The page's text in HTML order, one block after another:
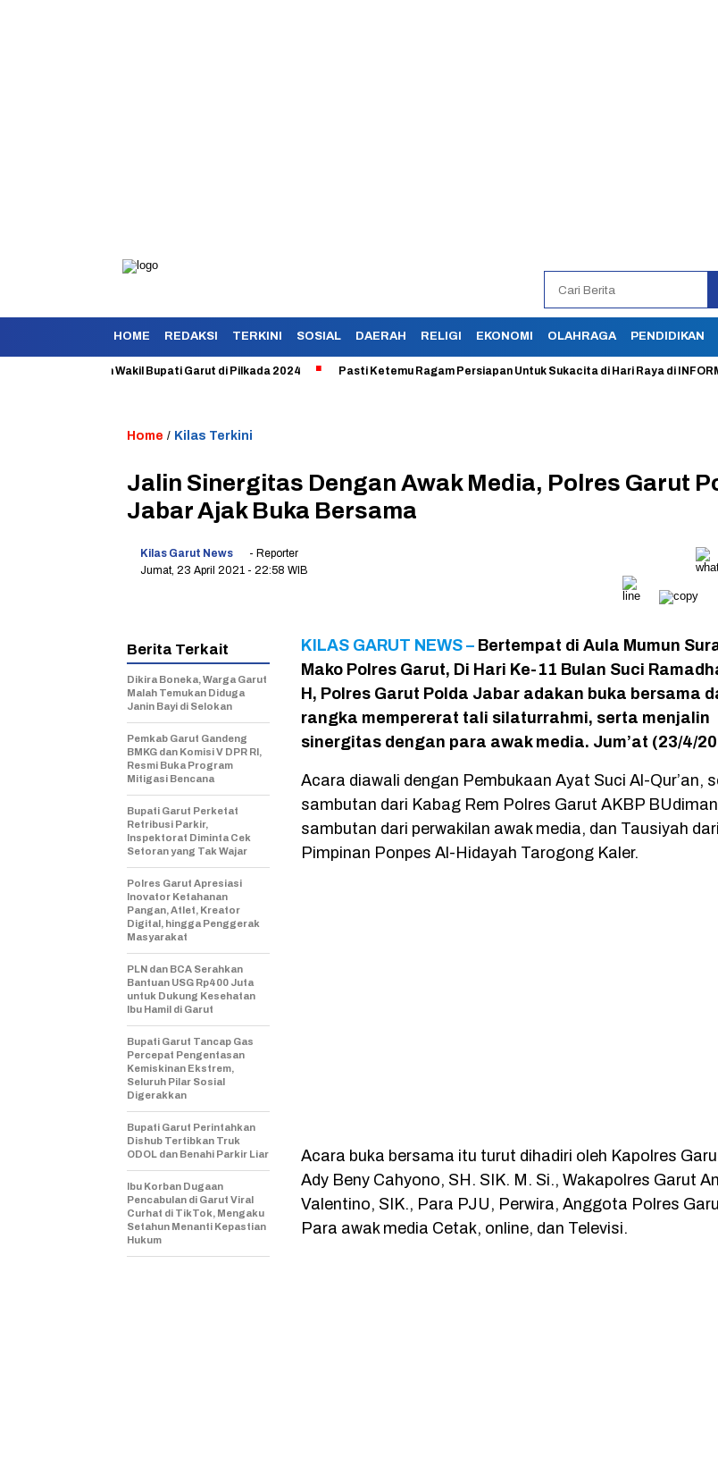
HOME REDAKSI TERKINI SOSIAL DAERAH RELIGI EKONOMI OLAHRAGA PENDIDIKAN
Bupati dan Wakil Bupati Garut di Pilkada 2024 Pasti Ketemu Ragam Persiapan Untuk Sukacita di Hari Raya di INFORMA
Home / Kilas Terkini
Jalin Sinergitas Dengan Awak Media, Polres Garut
Jabar Ajak Buka Bersama
Kilas Garut News
- Reporter
Jumat, 23 April 2021 - 22:58 WIB
KILAS GARUT NEWS – Bertempat di Aula Mumun
Mako Polres Garut, Di Hari Ke-11 Bulan Suci
H, Polres Garut Polda Jabar adakan buka bersama
rangka mempererat tali silaturrahmi, serta menjalin
sinergitas dengan para awak media. Jum’at (23/4/
Acara diawali dengan Pembukaan Ayat Suci Al-Qur’an,
sambutan dari Kabag Rem Polres Garut AKBP
sambutan dari perwakilan awak media, dan Tausiyah dari
Pimpinan Ponpes Al-Hidayah Tarogong Kaler.
Acara buka bersama itu turut dihadiri oleh Kapolres
Ady Beny Cahyono, SH. SIK. M. Si., Wakapolres Garut
Valentino, SIK., Para PJU, Perwira, Anggota Polres
Para awak media Cetak, online, dan Televisi.
Berita Terkait
Dikira Boneka, Warga Garut
Malah Temukan Diduga
Janin Bayi di Selokan
Pemkab Garut Gandeng
BMKG dan Komisi V DPR RI,
Resmi Buka Program
Mitigasi Bencana
Bupati Garut Perketat
Retribusi Parkir,
Inspektorat Diminta Cek
Setoran yang Tak Wajar
Polres Garut Apresiasi
Inovator Ketahanan
Pangan, Atlet, Kreator
Digital, hingga Penggerak
Masyarakat
PLN dan BCA Serahkan
Bantuan USG Rp400 Juta
untuk Dukung Kesehatan
Ibu Hamil di Garut
Bupati Garut Tancap Gas
Percepat Pengentasan
Kemiskinan Ekstrem,
Seluruh Pilar Sosial
Digerakkan
Bupati Garut Perintahkan
Dishub Tertibkan Truk
ODOL dan Benahi Parkir Liar
Ibu Korban Dugaan
Pencabulan di Garut Viral
Curhat di TikTok, Mengaku
Setahun Menanti Kepastian
Hukum